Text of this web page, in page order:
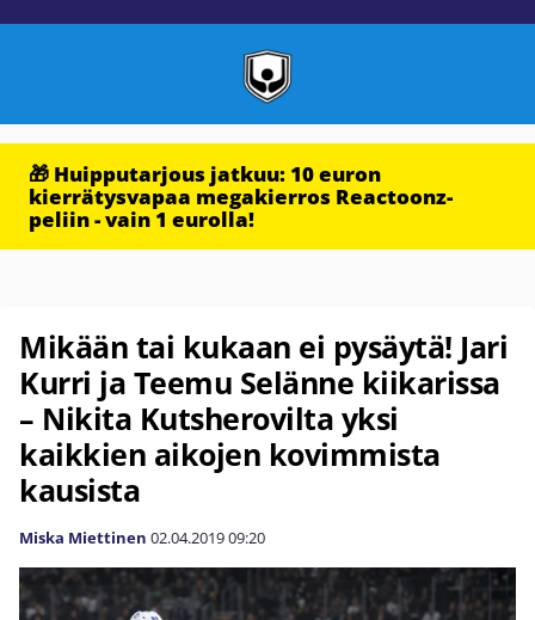
🎁 Huipputarjous jatkuu: 10 euron
kierrätysvapaa megakierros Reactoonz-
peliin - vain 1 eurolla!
Mikään tai kukaan ei pysäytä! Jari
Kurri ja Teemu Selänne kiikarissa
– Nikita Kutsherovilta yksi
kaikkien aikojen kovimmista
kausista
Miska Miettinen 02.04.201909:20